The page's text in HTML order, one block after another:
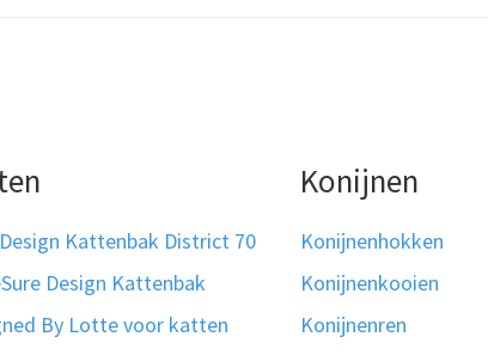
Kattenbak District 70
Design Kattenbak
By Lotte voor katten
Konijnen
Konijnenhokken
Konijnenkooien
Konijnenren